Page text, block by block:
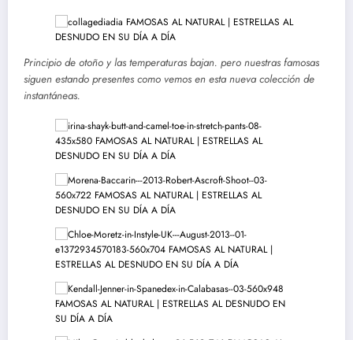
Principio de otoño y las temperaturas bajan. pero nuestras famosas
siguen estando presentes como vemos en esta nueva colección de
instantáneas.